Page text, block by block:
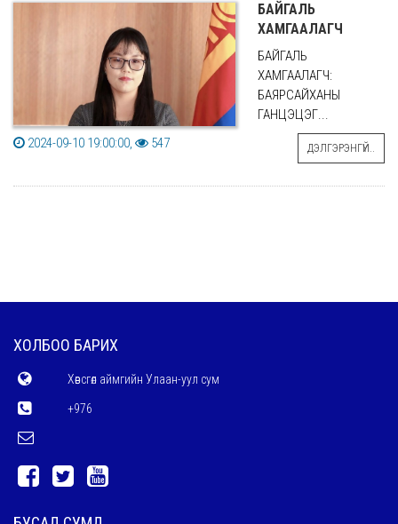
БАЙГАЛЬ
ХАМГААЛАГЧ
БАЙГАЛЬ
ХАМГААЛАГЧ:
БАЯРСАЙХАНЫ
ГАНЦЭЦЭГ...
2024-09-10 19:00:00,
547 ДЭЛГЭРЭНГҮЙ..
ХОЛБОО БАРИХ
Хөвсгөл аймгийн Улаан-уул сум
+976